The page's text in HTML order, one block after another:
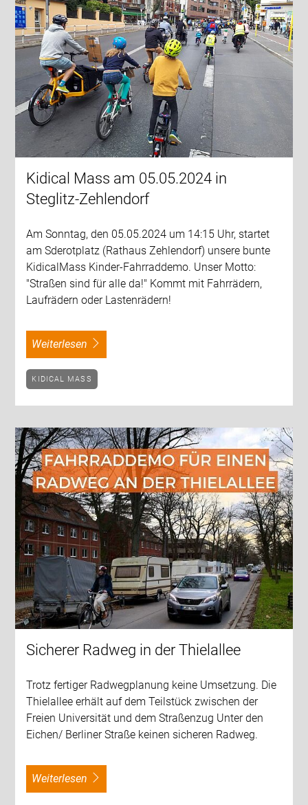
Kidical Mass am 05.05.2024 in
Steglitz-Zehlendorf
Am Sonntag, den 05.05.2024 um 14:15 Uhr, startet
am Sderotplatz (Rathaus Zehlendorf) unsere bunte
KidicalMass Kinder-Fahrraddemo. Unser Motto:
"Straßen sind für alle da!" Kommt mit Fahrrädern,
Laufrädern oder Lastenrädern!
weiterlesen
KIDICAL MASS
Sicherer Radweg in der Thielallee
Trotz fertiger Radwegplanung keine Umsetzung. Die
Thielallee erhält auf dem Teilstück zwischen der
Freien Universität und dem Straßenzug Unter den
Eichen/ Berliner Straße keinen sicheren Radweg.
weiterlesen